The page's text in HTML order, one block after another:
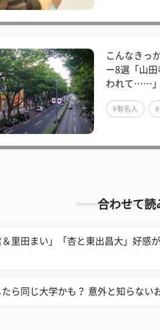
こんなきっ
ー8選「山
われて……」
#有名人
合わせて読
＆里田まい」「杏と東出昌大」好感
ら同じ大学かも？ 意外と知らない